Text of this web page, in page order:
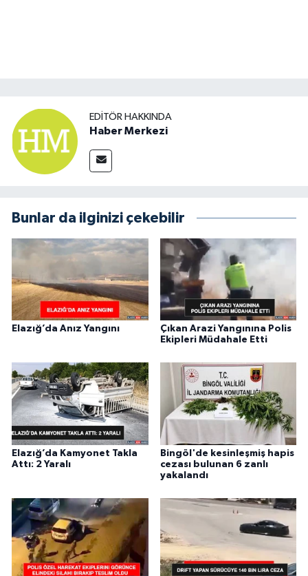
EDITÖR HAKKINDA
Haber Merkezi
Bunlar da ilginizi çekebilir
Elazığ’da Anız Yangını
Çıkan Arazi Yangınına Polis
Ekipleri Müdahale Etti
Elazığ’da Kamyonet Takla
Attı: 2 Yaralı
Bingöl'de kesinleşmiş hapis
cezası bulunan 6 zanlı
yakalandı